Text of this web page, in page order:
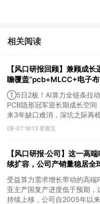
相关阅读
【风口研报回顾】兼顾成
瞻覆盖“pcb+MLCC+电子
跳”
①5日2板！AI算力全链条拉
PCB隐形冠军迎长期成长空
来3年缺口难消，深坑之际再
③AI服务器、机器人带动
08-07 16:13 星期五
【风口研报·公司】这一高
续扩容，公司产销量稳居全
充分受益价格上行
受益算力需求增长带动的高
亚主产国复产进度低于预期
持续上移，公司自2005年以